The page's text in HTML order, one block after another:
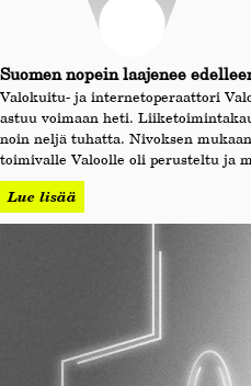
Suomen nopein laajenee
Valokuitu- ja internetoperaattori
astuu voimaan heti.
noin neljä tuhatta. Nivoksen
toimivalle Valoolle oli perusteltu ja
Lue lisää